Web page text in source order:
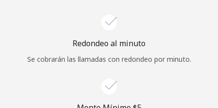
¿Olvidaste tu contraseña? →
Redondeo al minuto
Se cobrarán las llamadas con redondeo por minuto.